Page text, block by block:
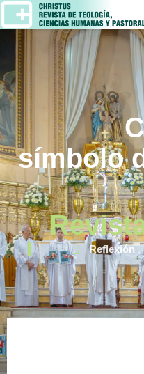
símbolo
Reflexión